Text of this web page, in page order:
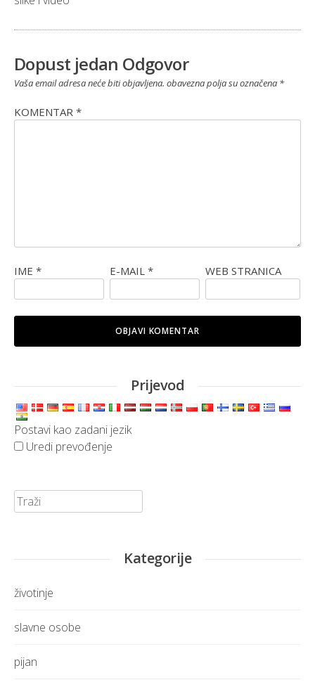
Dopust jedan Odgovor
Vaša email adresa neće biti objavljena. obavezna polja su označena *
KOMENTAR *
IME * E-MAIL * WEB STRANICA
Prijevod
Postavi kao zadani jezik
Uredi prevođenje
Traži:
Kategorije
životinje
slavne osobe
pijan